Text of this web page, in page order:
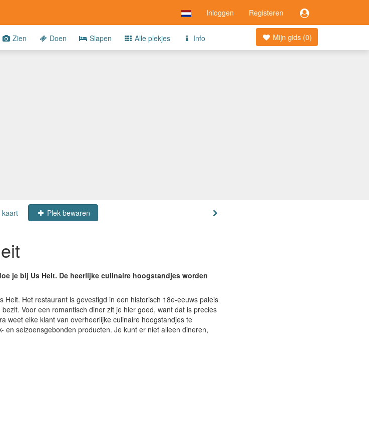
Inloggen Registeren
Mijn gids (0)
Zien Doen Slapen Alle plekjes Info
kaart Plek bewaren
je bij Us Heit. De heerlijke culinaire hoogstandjes worden
Heit. Het restaurant is gevestigd in een historisch 18e-eeuws paleis
Voor een romantisch diner zit je hier goed, want dat is precies
weet elke klant van overheerlijke culinaire hoogstandjes te
en seizoensgebonden producten. Je kunt er niet alleen dineren,